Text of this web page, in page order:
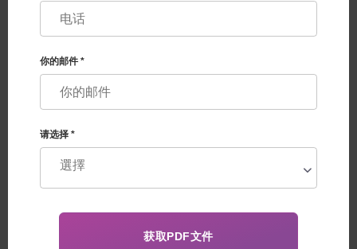
同意遵守下述协议的所有规则和条款。
协议中使用的术语
网站是位于surrogate-mother.cn域名上的所有电子文档.
用户是访问网站以了解此资源上发布的信息的人。
网站管理是FESKOV HUMAN REPRODUCTION GROUP公
司和该网站占有者，该公司占有该网站和网站的域名，并管理
内容是网站上发布的所有文字资料，图像，视频和其他材料，
包括用户在网站上留下的信息。
协议的一般条款
本协议是surrogate-mother.cn网站与用户之间的正式法律协
议。它详细描述使用 surrogate-mother.cn 网站和服务的可能
你的邮件 *
请选择 *